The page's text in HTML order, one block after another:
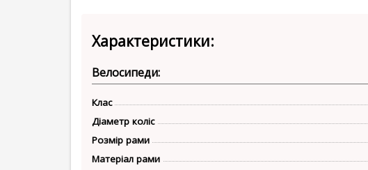
Характеристики:
Велосипеди:
Клас
Діаметр коліс
Розмір рами
Матеріал рами